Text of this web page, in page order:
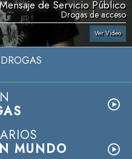
Mensaje de Servicio Público
Drogas de acceso
Ver Video
MUNDO